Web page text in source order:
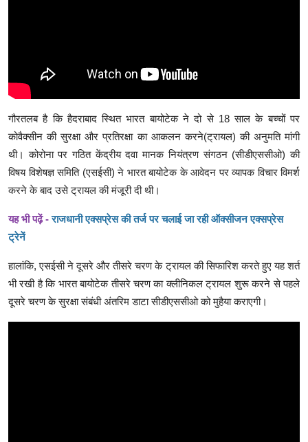
गौरतलब है कि हैदराबाद स्थित भारत बायोटेक ने दो से 18 साल के बच्चों पर
कोवैक्सीन की सुरक्षा और प्रतिरक्षा का आकलन करने(ट्रायल) की अनुमति मांगी
थी। कोरोना पर गठित केंद्रीय दवा मानक नियंत्रण संगठन (सीडीएससीओ) की
विषय विशेषज्ञ समिति (एसईसी) ने भारत बायोटेक के आवेदन पर व्यापक विचार विमर्श
करने के बाद उसे ट्रायल की मंजूरी दी थी।
यह भीपढ़ें - राजधानी एक्सप्रेस की तर्ज पर चलाई जा रही ऑक्सीजन एक्सप्रेस
ट्रेनें
हालांकि, एसईसी ने दूसरे और तीसरे चरण के ट्रायल की सिफारिश करते हुए यह शर्त
भी रखी है कि भारत बायोटेक तीसरे चरण का क्लीनिकल ट्रायल शुरू करने से पहले
दूसरे चरण के सुरक्षा संबंधी अंतरिम डाटा सीडीएससीओ को मुहैया कराएगी।